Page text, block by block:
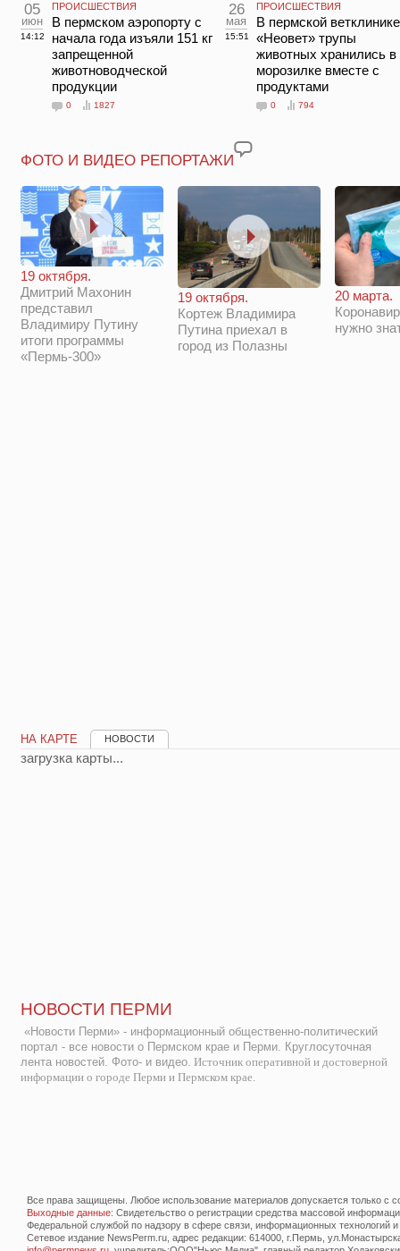
05
июн
14:12
ПРОИСШЕСТВИЯ
В пермском аэропорту с
начала года изъяли 151 кг
запрещенной
животноводческой
продукции
0 1827
26
мая
15:51
ПРОИСШЕСТВИЯ
В пермской ветклинике
«Неовет» трупы
животных хранились в
морозилке вместе с
продуктами
0 794
ФОТО И ВИДЕО РЕПОРТАЖИ
19 октября.
Дмитрий Махонин
представил
Владимиру Путину
итоги программы
«Пермь-300»
19 октября.
Кортеж Владимира
Путина приехал в
город из Полазны
20 марта.
нужно
НА КАРТЕ НОВОСТИ
загрузка карты...
НОВОСТИ ПЕРМИ
«Новости Перми» - информационный общественно-политический
портал - все новости о Пермском крае и Перми. Круглосуточная
лента новостей. Фото- и видео. Источник оперативной и достоверной
информации о городе Перми и Пермском крае.
Все права защищены. Любое использование материалов допускается только с
Выходные данные: Свидетельство о регистрации средства массовой
Федеральной службой по надзору в сфере связи, информационных технологий
Сетевое издание NewsPerm.ru, адрес редакции: 614000, г.Пермь,